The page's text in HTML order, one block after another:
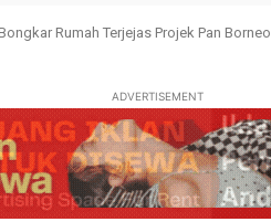
Rumah Terjejas Projek Pan Borneo
ADVERTISEMENT